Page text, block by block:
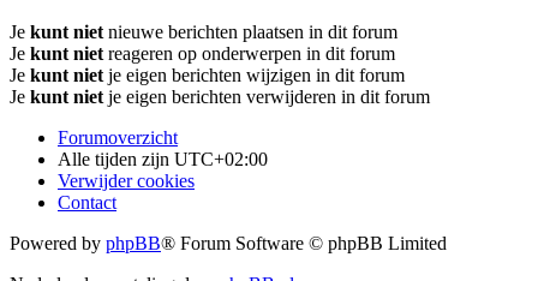
Je kunt niet nieuwe berichten plaatsen in dit forum
Je kunt niet reageren op onderwerpen in dit forum
Je kunt niet je eigen berichten wijzigen in dit forum
Je kunt niet je eigen berichten verwijderen in dit forum
Forumoverzicht
Alle tijden zijn UTC+02:00
Verwijder cookies
Contact
Powered by phpBB® Forum Software © phpBB Limited